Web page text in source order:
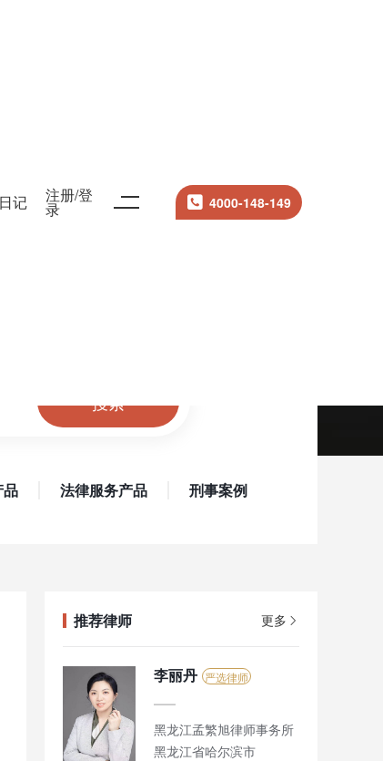
记 注册/登
录 4000-148-149
搜索
品 法律服务产品 刑事案例
推荐律师 更多
李丽丹 严选律师
黑龙江孟繁旭律师事务所
黑龙江省哈尔滨市